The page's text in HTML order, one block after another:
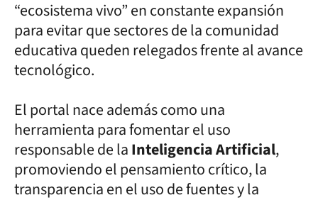
“ecosistema vivo” en constante expansión
para evitar que sectores de la comunidad
educativa queden relegados frente al avance
tecnológico.
El portal nace además como una
herramienta para fomentar el uso
responsable de laInteligencia Artificial,
promoviendo el pensamiento crítico, la
transparencia en el uso de fuentes y la